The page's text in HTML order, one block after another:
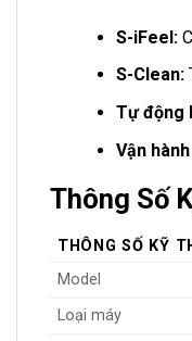
S-iFeel:
S-Clean:
Tự động
Vận
Thông Số
THÔNG SỐ KỸ
Model
Loại máy